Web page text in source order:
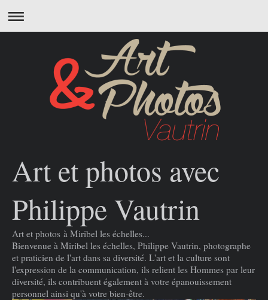
Art et photos avec
Philippe Vautrin
Art et photos à Miribel les échelles...
Bienvenue à Miribel les échelles, Philippe Vautrin, photographe
et praticien de l'art dans sa diversité. L'art et la culture sont
l'expression de la communication, ils relient les Hommes par leur
diversité, ils contribuent également à votre épanouissement
personnel ainsi qu'à votre bien-être.